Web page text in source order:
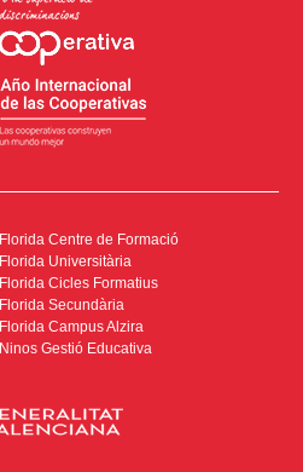
Florida Centre de Formació
Florida Universitària
Florida Cicles Formatius
Florida Secundària
Florida Campus Alzira
Ninos Gestió Educativa